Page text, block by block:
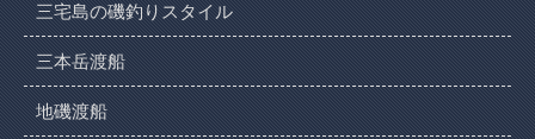
三宅島の磯釣りスタイル
三本岳渡船
地磯渡船